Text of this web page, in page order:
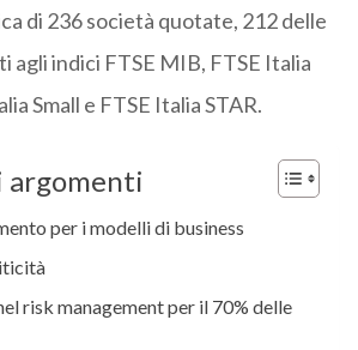
di 236 società quotate, 212 delle
agli indici FTSE MIB, FTSE Italia
Small e FTSE Italia STAR.
argomenti
per i modelli di business
risk management per il 70% delle